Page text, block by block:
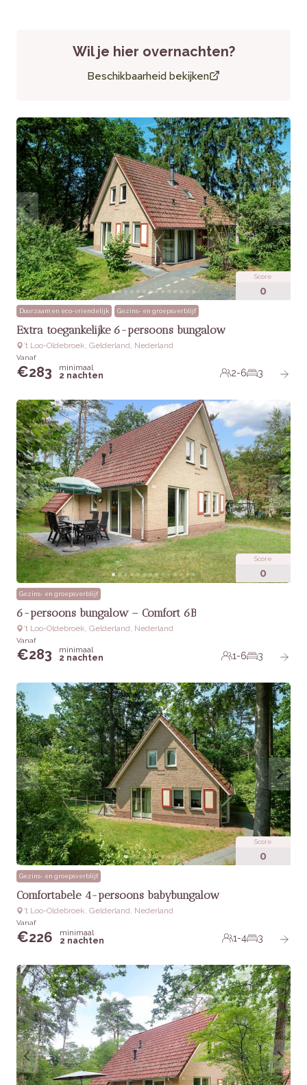
tuin wordt vaak genoemd als hoogtepunt.
Huisdieren:Toegestaan (max. 2)
Extra’s:Gratis WiFi, eigen parkeerplaats
Wil je hier overnachten?
Beschikbaarheid bekijken
Score
0
Duurzaam en eco-vriendelijk Gezins- en groepsverblijf
Extra toegankelijke 6-persoons bungalow
‘t Loo-Oldebroek, Gelderland, Nederland
Vanaf
€283
minimaal
2 nachten
2-6 3
Score
0
Gezins- en groepsverblijf
6-persoons bungalow – Comfort 6B
‘t Loo-Oldebroek, Gelderland, Nederland
Vanaf
€283
minimaal
2 nachten
1-6 3
Score
0
Gezins- en groepsverblijf
Comfortabele 4-persoons babybungalow
‘t Loo-Oldebroek, Gelderland, Nederland
Vanaf
€226
minimaal
2 nachten
1-4 3